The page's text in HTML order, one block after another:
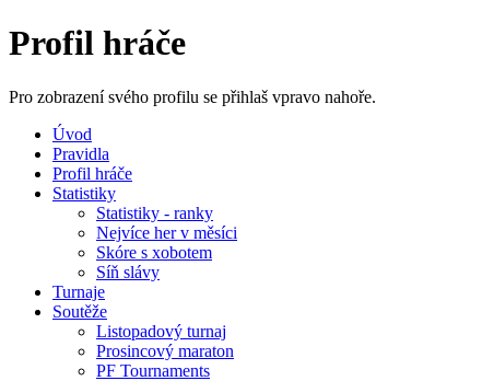
Profil hráče
Pro zobrazení svého profilu se přihlaš vpravo nahoře.
Úvod
Pravidla
Profil hráče
Statistiky
Statistiky - ranky
Nejvíce her v měsíci
Skóre s xobotem
Síň slávy
Turnaje
Soutěže
Listopadový turnaj
Prosincový maraton
PF Tournaments